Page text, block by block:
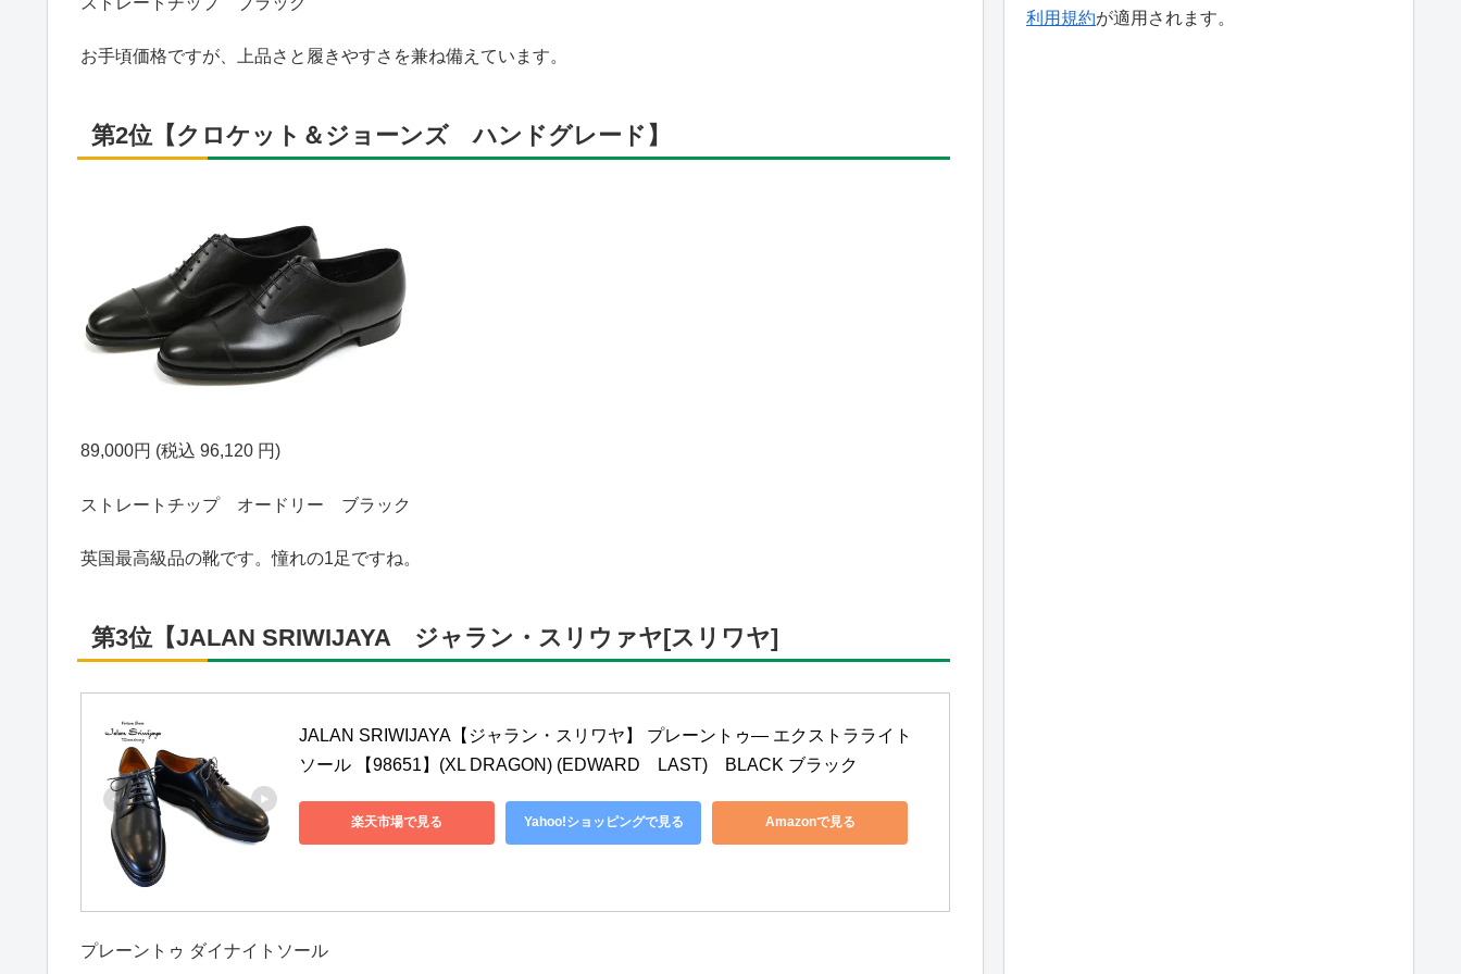
お手頃価格ですが、上品さと履きやすさを兼ね備えています。
第2位【クロケット＆ジョーンズ ハンドグレード】
89,000円 (税込 96,120 円)
ストレートチップ オードリー ブラック
英国最高級品の靴です。憧れの1足ですね。
第3位【JALAN SRIWIJAYA ジャラン・スリウァヤ[スリワヤ]
JALAN SRIWIJAYA【ジャラン・スリワヤ】 プレーントゥ— エクストラライト
ソール 【98651】(XL DRAGON) (EDWARD　LAST)　BLACK ブラック
楽天市場で見る Yahoo!ショッピングで見る Amazonで見る
プレーントゥ ダイナイトソール
利用規約が適用されます。